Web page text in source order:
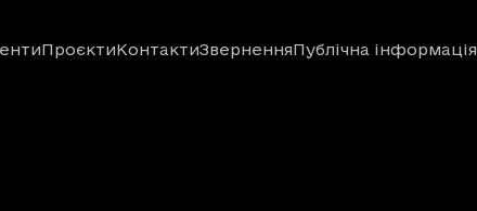
ПроєктиКонтактиЗверненняПублічна інформація